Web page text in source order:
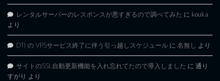
レンタルサーバーのレスポンスが悪すぎるので調べてみた に kouka
より
DTI の VPSサービス終了に伴う引っ越しスケジュール に 名無し より
サイトのSSL自動更新機能を入れ忘れてたので導入しました に 通り
すがり より